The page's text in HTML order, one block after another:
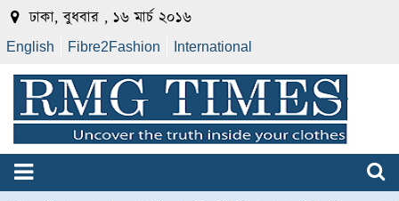
ঢাকা, বুধবার , ১৬ মার্চ ২০১৬
English Fibre2Fashion International